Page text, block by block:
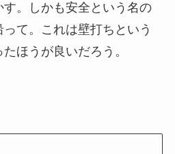
。しかも安全という名の
て。これは壁打ちという
ほうが良いだろう。